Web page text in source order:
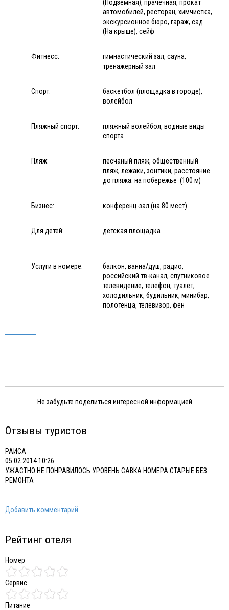
(Подземная), прачечная, прокат
автомобилей, ресторан, химчистка,
экскурсионное бюро, гараж, сад
(На крыше), сейф
Фитнесс:
гимнастический зал, сауна,
тренажерный зал
Спорт:
баскетбол (площадка в городе),
волейбол
Пляжный спорт:
пляжный волейбол, водные виды
спорта
Пляж:
песчаный пляж, общественный
пляж, лежаки, зонтики, расстояние
до пляжа: на побережье (100 м)
Бизнес: конференц-зал (на 80 мест)
Для детей: детская площадка
Услуги в номере:
балкон, ванна/душ, радио,
российский тв-канал, спутниковое
телевидение, телефон, туалет,
холодильник, будильник, минибар,
полотенца, телевизор, фен
Не забудьте поделиться интересной информацией
Отзывы туристов
РАИСА
05.02.2014 10:26
УЖАСТНО НЕ ПОНРАВИЛОСЬ УРОВЕНЬ САВКА НОМЕРА СТАРЫЕ БЕЗ
РЕМОНТА
Добавить комментарий
Рейтинг отеля
Номер
Сервис
Питание